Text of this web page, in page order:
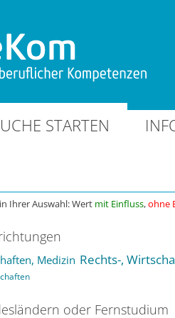
STARTEN
Ihrer Auswahl: Wert mit Einfluss,ohne
Medizin Rechts-,
oder Fernstudium